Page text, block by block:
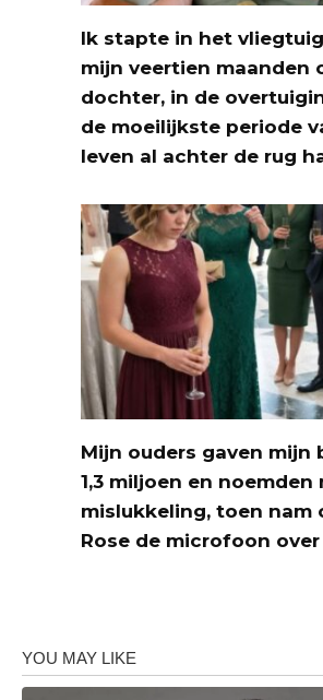
Ik stapte in het
mijn veertien maanden
dochter, in de
de moeilijkste periode
leven al achter de rug
Mijn ouders gaven mijn
1,3 miljoen en noemden
mislukkeling, toen nam
Rose de microfoon over